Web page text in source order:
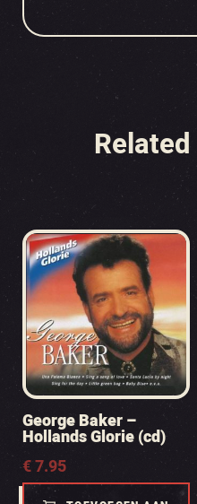
George Baker –
Hollands Glorie (cd)
€7.95